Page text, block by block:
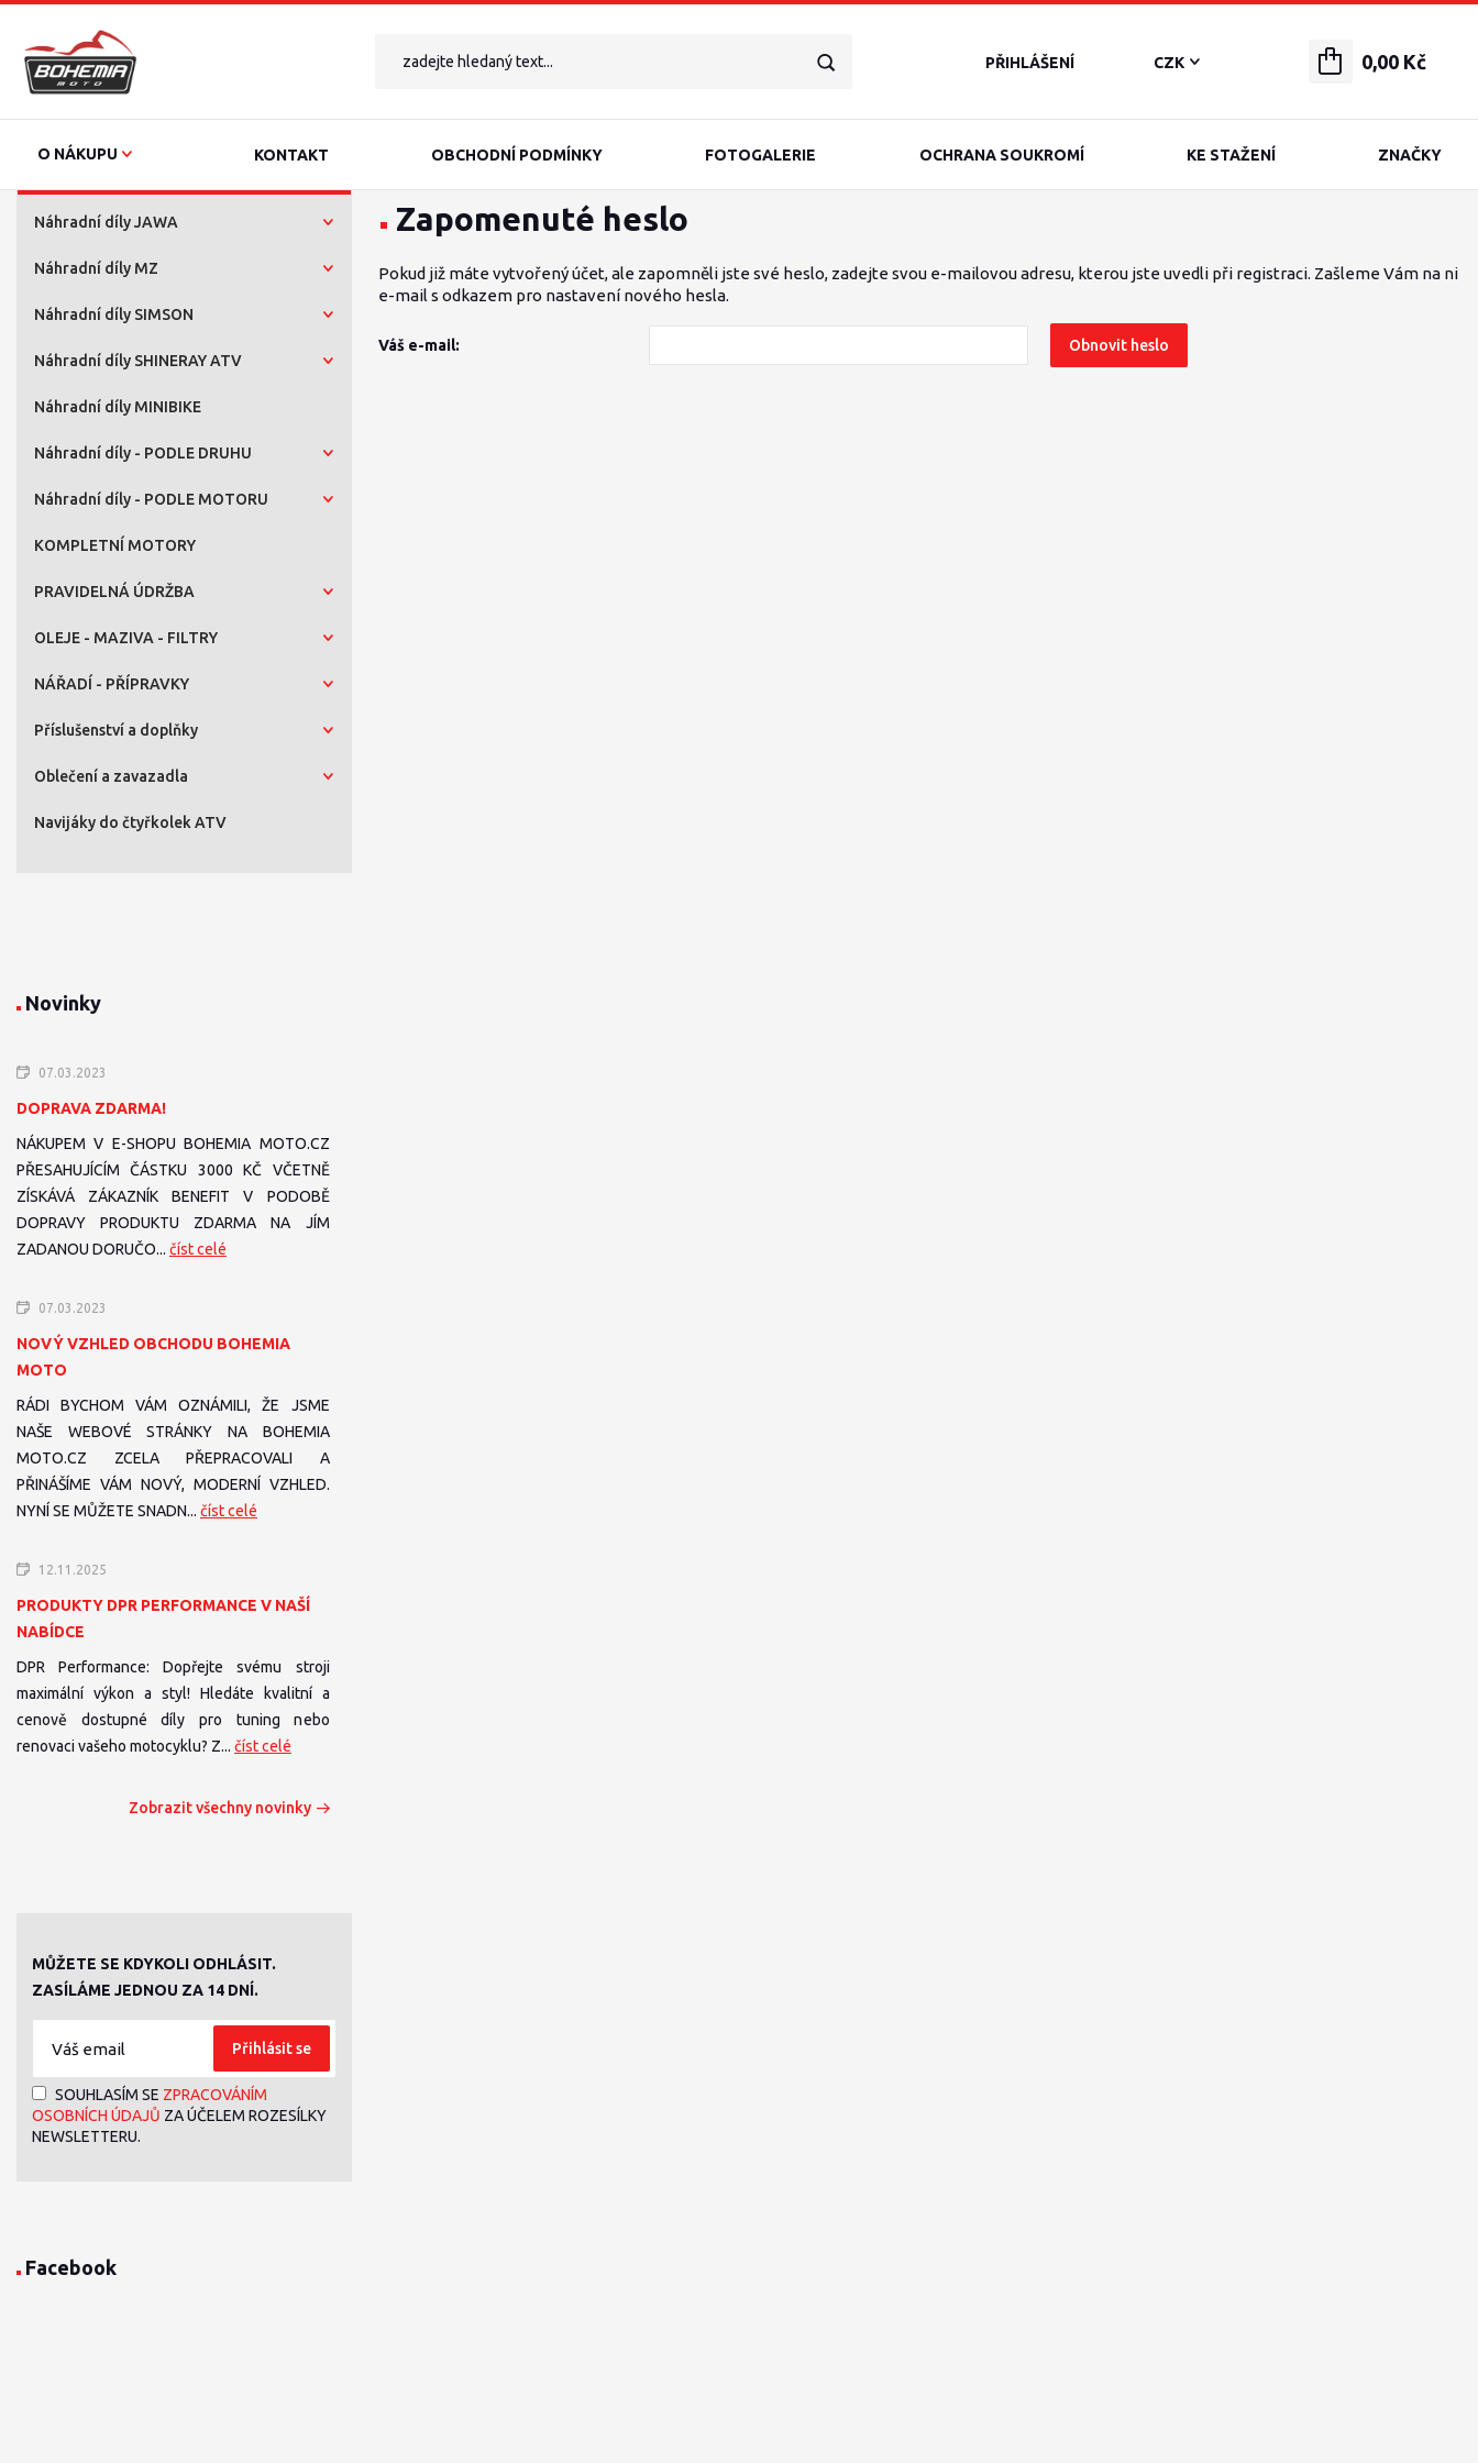
O NÁKUPU KONTAKT OBCHODNÍ PODMÍNKY FOTOGALERIE OCHRANA SOUKROMÍ KE STAŽENÍ ZNAČKY
CZK
PŘIHLÁŠENÍ 0,00 Kč
Náhradní díly JAWA
Náhradní díly MZ
Náhradní díly SIMSON
Náhradní díly SHINERAY ATV
Náhradní díly MINIBIKE
Náhradní díly - PODLE DRUHU
Náhradní díly - PODLE MOTORU
KOMPLETNÍ MOTORY
PRAVIDELNÁ ÚDRŽBA
OLEJE - MAZIVA - FILTRY
NÁŘADÍ - PŘÍPRAVKY
Příslušenství a doplňky
Oblečení a zavazadla
Navijáky do čtyřkolek ATV
Novinky
07.03.2023
DOPRAVA ZDARMA!
NÁKUPEM V E-SHOPU BOHEMIA MOTO.CZ
PŘESAHUJÍCÍM ČÁSTKU 3000 KČ VČETNĚ
ZÍSKÁVÁ ZÁKAZNÍK BENEFIT V PODOBĚ
DOPRAVY PRODUKTU ZDARMA NA JÍM
ZADANOU DORUČO... číst celé
07.03.2023
NOVÝ VZHLED OBCHODU BOHEMIA
MOTO
RÁDI BYCHOM VÁM OZNÁMILI, ŽE JSME
NAŠE WEBOVÉ STRÁNKY NA BOHEMIA
MOTO.CZ ZCELA PŘEPRACOVALI A
PŘINÁŠÍME VÁM NOVÝ, MODERNÍ VZHLED.
NYNÍ SE MŮŽETE SNADN... číst celé
12.11.2025
PRODUKTY DPR PERFORMANCE V NAŠÍ
NABÍDCE
DPR Performance: Dopřejte svému stroji
maximální výkon a styl! Hledáte kvalitní a
cenově dostupné díly pro tuning nebo
renovaci vašeho motocyklu? Z... číst celé
Zobrazit všechny novinky
MŮŽETE SE KDYKOLI ODHLÁSIT.
ZASÍLÁME JEDNOU ZA 14 DNÍ.
Přihlásit se
SOUHLASÍM SE ZPRACOVÁNÍM
OSOBNÍCH ÚDAJŮ ZA ÚČELEM ROZESÍLKY
NEWSLETTERU.
Facebook
Zapomenuté heslo
Pokud již máte vytvořený účet, ale zapomněli jste své heslo, zadejte svou e-mailovou adresu, kterou jste uvedli při registraci. Zašleme Vám na ni
e-mail s odkazem pro nastavení nového hesla.
Váš e-mail: Obnovit heslo